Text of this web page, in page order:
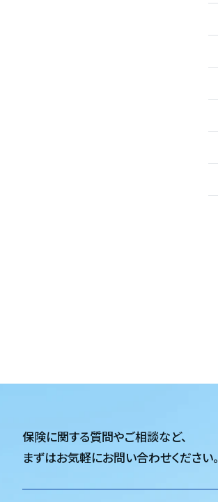
保険に関する質問やご相談など、
まずはお気軽にお問い合わせください。